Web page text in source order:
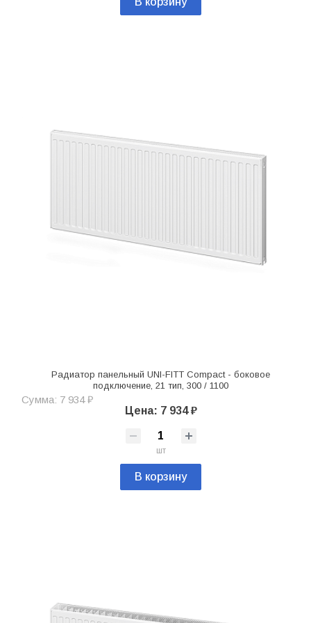
Радиатор панельный UNI-FITT Compact - боковое
подключение, 21 тип, 300 / 1100
Сумма: 7 934 ₽
Цена: 7 934 ₽
шт
В корзину